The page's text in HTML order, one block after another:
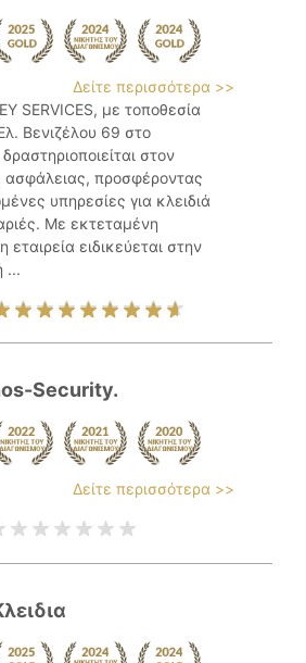
Δείτε περισσότερα >>
SERVICES, με τοποθεσία
Βενιζέλου 69 στο
στον
ασφάλειας, προσφέροντας
υπηρεσίες για κλειδιά
Με εκτεταμένη
εταιρεία ειδικεύεται στην
...
Security.
Δείτε περισσότερα >>